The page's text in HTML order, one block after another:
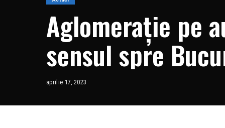
Aglomerație pe
sensul spre
șoferi
aprilie 17, 2023